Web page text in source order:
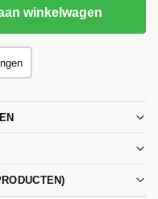
winkelwagen